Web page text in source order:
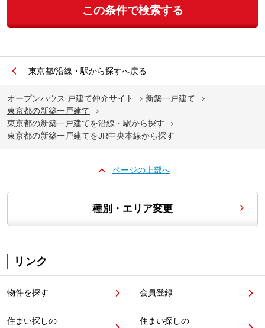
この条件で検索する
東京都/沿線・駅から探すへ戻る
オープンハウス 戸建て仲介サイト
新築一戸建て
東京都の新築一戸建て
東京都の新築一戸建てを沿線・駅から探す
東京都の新築一戸建てをJR中央本線から探す
ページの上部へ
種別・エリア変更
リンク
物件を探す 会員登録
住まい探しの
住まい探しの